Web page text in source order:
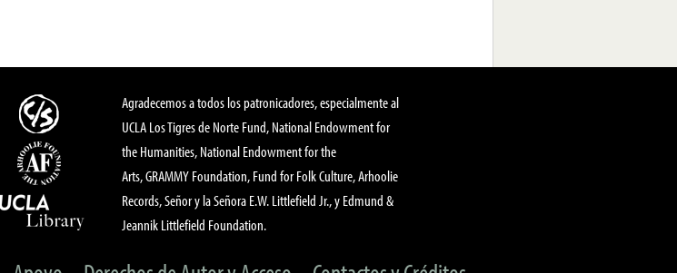
Agradecemos a todos los patronicadores, especialmente al
UCLA Los Tigres de Norte Fund, National Endowment for
the Humanities, National Endowment for the
Arts, GRAMMY Foundation, Fund for Folk Culture, Arhoolie
Records, Señor y la Señora E.W. Littlefield Jr., y Edmund &
Jeannik Littlefield Foundation.